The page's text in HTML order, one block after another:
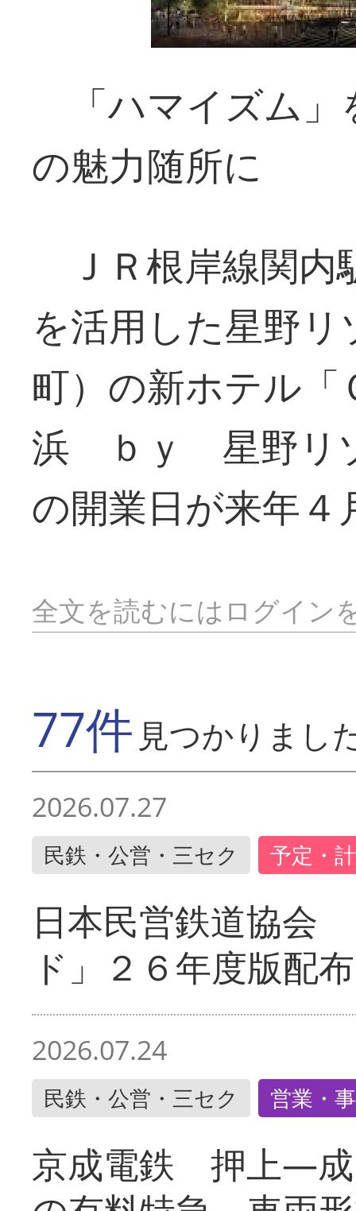
「ハマイズム
の魅力随所に
ＪＲ根岸線関内
を活用した星野
町）の新ホテル
浜 ｂｙ 星野リ
の開業日が来年
全文を読むにはログイン
77件 見つかりまし
2026.07.27
民鉄・公営・三セク 予定・
日本民営鉄道協会
ド」２６年度版配布
2026.07.24
民鉄・公営・三セク 営業・
京成電鉄 押上―成